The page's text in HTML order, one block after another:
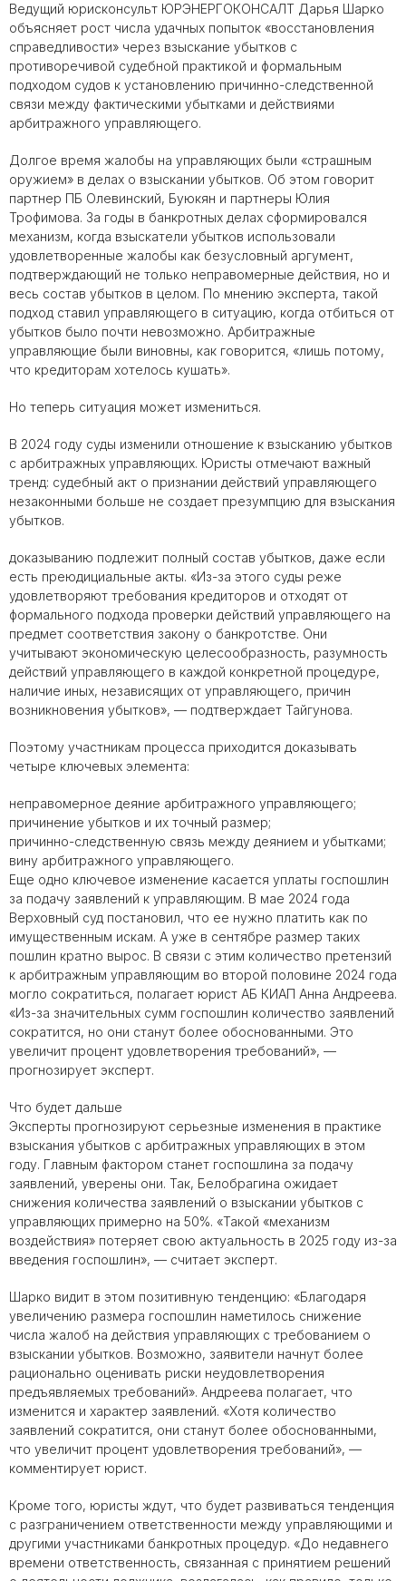
Ведущий юрисконсульт ЮРЭНЕРГОКОНСАЛТ Дарья Шарко
объясняет рост числа удачных попыток «восстановления
справедливости» через взыскание убытков с
противоречивой судебной практикой и формальным
подходом судов к установлению причинно-следственной
связи между фактическими убытками и действиями
арбитражного управляющего.
Долгое время жалобы на управляющих были «страшным
оружием» в делах о взыскании убытков. Об этом говорит
партнер ПБ Олевинский, Буюкян и партнеры Юлия
Трофимова. За годы в банкротных делах сформировался
механизм, когда взыскатели убытков использовали
удовлетворенные жалобы как безусловный аргумент,
подтверждающий не только неправомерные действия, но и
весь состав убытков в целом. По мнению эксперта, такой
подход ставил управляющего в ситуацию, когда отбиться от
убытков было почти невозможно. Арбитражные
управляющие были виновны, как говорится, «лишь потому,
что кредиторам хотелось кушать».
Но теперь ситуация может измениться.
В 2024 году суды изменили отношение к взысканию убытков
с арбитражных управляющих. Юристы отмечают важный
тренд: судебный акт о признании действий управляющего
незаконными больше не создает презумпцию для взыскания
убытков.
доказыванию подлежит полный состав убытков, даже если
есть преюдициальные акты. «Из-за этого суды реже
удовлетворяют требования кредиторов и отходят от
формального подхода проверки действий управляющего на
предмет соответствия закону о банкротстве. Они
учитывают экономическую целесообразность, разумность
действий управляющего в каждой конкретной процедуре,
наличие иных, независящих от управляющего, причин
возникновения убытков», — подтверждает Тайгунова.
Поэтому участникам процесса приходится доказывать
четыре ключевых элемента:
неправомерное деяние арбитражного управляющего;
причинение убытков и их точный размер;
причинно-следственную связь между деянием и убытками;
вину арбитражного управляющего.
Еще одно ключевое изменение касается уплаты госпошлин
за подачу заявлений к управляющим. В мае 2024 года
Верховный суд постановил, что ее нужно платить как по
имущественным искам. А уже в сентябре размер таких
пошлин кратно вырос. В связи с этим количество претензий
к арбитражным управляющим во второй половине 2024 года
могло сократиться, полагает юрист АБ КИАП Анна Андреева.
«Из-за значительных сумм госпошлин количество заявлений
сократится, но они станут более обоснованными. Это
увеличит процент удовлетворения требований», —
прогнозирует эксперт.
Что будет дальше
Эксперты прогнозируют серьезные изменения в практике
взыскания убытков с арбитражных управляющих в этом
году. Главным фактором станет госпошлина за подачу
заявлений, уверены они. Так, Белобрагина ожидает
снижения количества заявлений о взыскании убытков с
управляющих примерно на 50%. «Такой «механизм
воздействия» потеряет свою актуальность в 2025 году из-за
введения госпошлин», — считает эксперт.
Шарко видит в этом позитивную тенденцию: «Благодаря
увеличению размера госпошлин наметилось снижение
числа жалоб на действия управляющих с требованием о
взыскании убытков. Возможно, заявители начнут более
рационально оценивать риски неудовлетворения
предъявляемых требований». Андреева полагает, что
изменится и характер заявлений. «Хотя количество
заявлений сократится, они станут более обоснованными,
что увеличит процент удовлетворения требований», —
комментирует юрист.
Кроме того, юристы ждут, что будет развиваться тенденция
с разграничением ответственности между управляющими и
другими участниками банкротных процедур. «До недавнего
времени ответственность, связанная с принятием решений